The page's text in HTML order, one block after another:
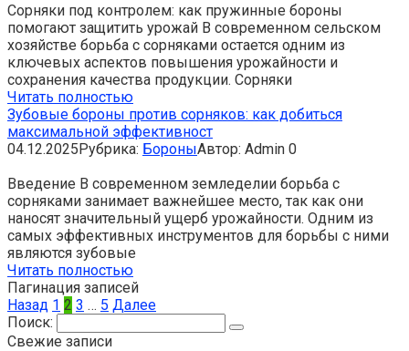
Сорняки под контролем: как пружинные бороны
помогают защитить урожай В современном сельском
хозяйстве борьба с сорняками остается одним из
ключевых аспектов повышения урожайности и
сохранения качества продукции. Сорняки
Читать полностью
Зубовые бороны против сорняков: как добиться
максимальной эффективност
04.12.2025Рубрика: БороныАвтор: Admin 0
Введение В современном земледелии борьба с
сорняками занимает важнейшее место, так как они
наносят значительный ущерб урожайности. Одним из
самых эффективных инструментов для борьбы с ними
являются зубовые
Читать полностью
Пагинация записей
Назад 1 2 3 … 5 Далее
Поиск:
Свежие записи